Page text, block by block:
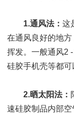
讯
中
心
帝
博
1.通风法： 这
在通风良好的地
挥发。一般通风2
硅胶手机壳等都可
2.晒太阳法：
速硅胶制品内部